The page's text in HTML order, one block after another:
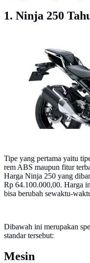
1. Ninja 250
Kawasaki Ninja 250
dan hitam (Young
Tipe yang pertama yaitu
rem ABS maupun fitur
Harga Ninja 250 yang
Rp 64.100.000,00. Harga
bisa berubah sewaktu-
Dibawah ini merupakan
standar tersebut:
Mesin